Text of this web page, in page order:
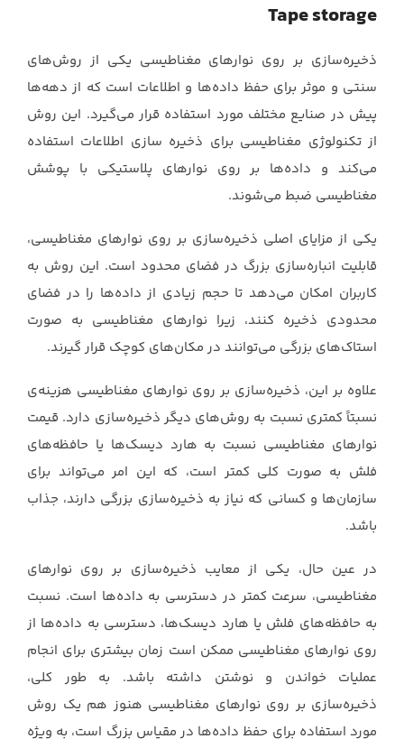
Tape storage
ذخیره‌سازی بر روی نوارهای مغناطیسی یکی از روش‌های
سنتی و موثر برای حفظ داده‌ها و اطلاعات است ‏که از دهه‌ها
پیش در صنایع مختلف مورد استفاده قرار می‌گیرد. این روش
از تکنولوژی مغناطیسی برای ‏ذخیره سازی اطلاعات استفاده
می‌کند و داده‌ها بر روی نوارهای پلاستیکی با پوشش
مغناطیسی ضبط ‏می‌شوند.‏
یکی از مزایای اصلی ذخیره‌سازی بر روی نوارهای مغناطیسی،
قابلیت انباره‌سازی بزرگ در فضای محدود ‏است. این روش به
کاربران امکان می‌دهد تا حجم زیادی از داده‌ها را در فضای
محدودی ذخیره کنند، زیرا ‏نوارهای مغناطیسی به صورت
استاک‌های بزرگی می‌توانند در مکان‌های کوچک قرار گیرند.‏
علاوه بر این، ذخیره‌سازی بر روی نوارهای مغناطیسی هزینه‌ی
نسبتاً کمتری نسبت به روش‌های دیگر ‏ذخیره‌سازی دارد. قیمت
نوارهای مغناطیسی نسبت به هارد دیسک‌ها یا حافظه‌های
فلش به صورت کلی ‏کمتر است، که این امر می‌تواند برای
سازمان‌ها و کسانی که نیاز به ذخیره‌سازی بزرگی دارند، جذاب
باشد.‏
در عین حال، یکی از معایب ذخیره‌سازی بر روی نوارهای
مغناطیسی، سرعت کمتر در دسترسی به داده‌ها ‏است. نسبت
به حافظه‌های فلش یا هارد دیسک‌ها، دسترسی به داده‌ها از
روی نوارهای مغناطیسی ممکن ‏است زمان بیشتری برای انجام
عملیات خواندن و نوشتن داشته باشد.‏ به طور کلی،
ذخیره‌سازی بر روی نوارهای مغناطیسی هنوز هم یک روش
مورد استفاده برای حفظ داده‌ها ‏در مقیاس بزرگ است، به ویژه